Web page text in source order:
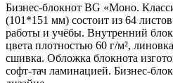
Бизнес-блокнот BG «Моно.
(101*151 мм) состоит из 64
работы и учёбы. Внутренний блок
цвета плотностью 60 г/м²,
сшивка. Обложка блокнота
софт-тач ламинацией. Бизнес-